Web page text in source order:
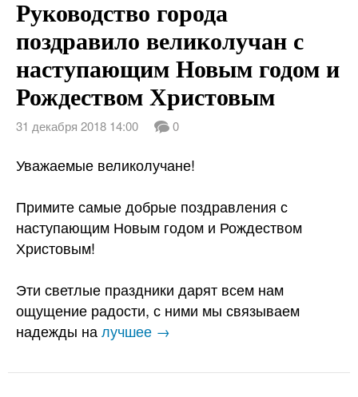
Руководство города
поздравило великолучан с
наступающим Новым годом и
Рождеством Христовым
31 декабря 2018 14:00 0
Уважаемые великолучане!
Примите самые добрые поздравления с
наступающим Новым годом и Рождеством
Христовым!
Эти светлые праздники дарят всем нам
ощущение радости, с ними мы связываем
надежды налучшее →